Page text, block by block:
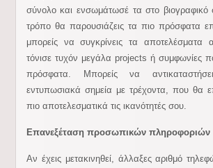
σύνολο και ενσωμάτωσέ τα στο
τρόπο θα παρουσιάζεις τα πιο πρόσφατα
μπορείς να συγκρίνεις τα αποτελέσματα
τόνισε τυχόν μεγάλα projects ή συμφωνίες
πρόσφατα. Μπορείς να
εντυπωσιακά σημεία με τρέχοντα, που θα
πιο αποτελεσματικά τις ικανότητές σου.
Επανεξέταση προσωπικών πληροφοριών
Αν έχεις μετακινηθεί, άλλαξες αριθμό